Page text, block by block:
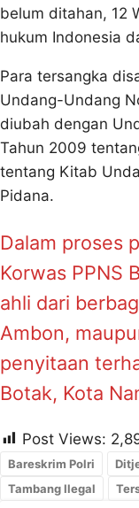
belum ditahan, 12
hukum Indonesia
Para tersangka
Undang-Undang
diubah dengan
Tahun 2009
tentang Kitab
Pidana.
Dalam proses
Korwas PPNS
ahli dari
Ambon,
penyitaan
Botak, Kota
Post Views:
Bareskrim Polri
Tambang Ilegal